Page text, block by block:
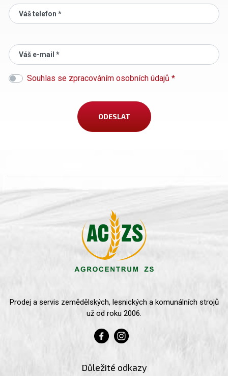
Váš telefon *
Váš e-mail *
Souhlas se zpracováním osobních údajů *
Prodej a servis zemědělských, lesnických a komunálních strojů
už od roku 2006.
Důležité odkazy